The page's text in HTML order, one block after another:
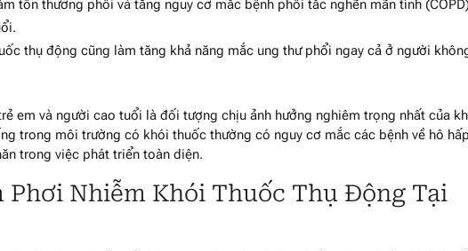
tổn thương phổi và tăng nguy cơ mắc bệnh phổi tắc nghẽn mãn tính
thụ động cũng làm tăng khả năng mắc ung thư phổi ngay cả ở người
em và người cao tuổi là đối tượng chịu ảnh hưởng nghiêm trọng nhất của
trong môi trường có khói thuốc thường có nguy cơ mắc các bệnh về hô
trong việc phát triển toàn diện.
Phơi Nhiễm Khói Thuốc Thụ Động Tại